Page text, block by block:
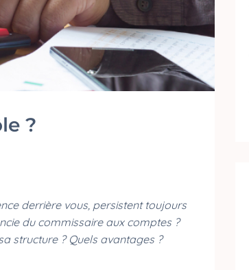
?
derrière vous, persistent toujours
du commissaire aux comptes ?
structure ? Quels avantages ?